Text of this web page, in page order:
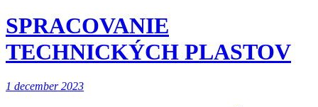
SPRACOVANIE
TECHNICKÝCH PLASTOV
1 december 2023